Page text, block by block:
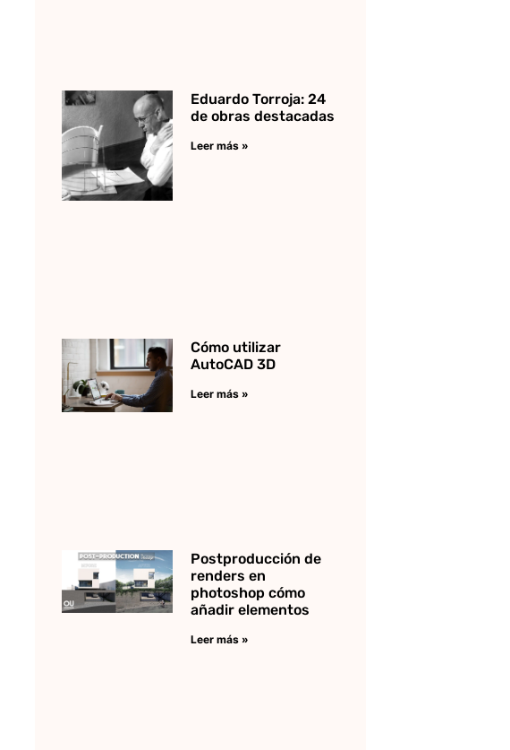
Eduardo Torroja: 24
de obras destacadas
Leer más »
Cómo utilizar
AutoCAD 3D
Leer más »
Postproducción de
renders en
photoshop cómo
añadir elementos
Leer más »